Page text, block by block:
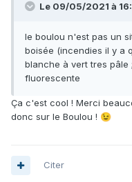
Le 09/05/2021 à
le boulou n'est pas un
boisée (incendies il y a
blanche à vert tres
fluorescente
Ça c'est cool ! Merci
donc sur le Boulou ! 😉
Citer